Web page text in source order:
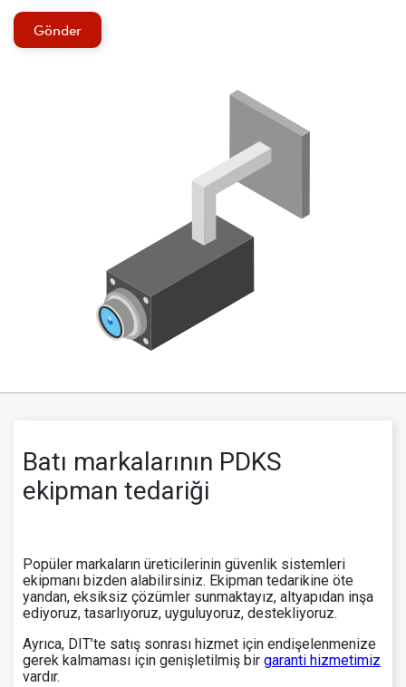
Gönder
Batı markalarının PDKS
ekipman tedariği
Popüler markaların üreticilerinin güvenlik sistemleri
ekipmanı bizden alabilirsiniz. Ekipman tedarikine öte
yandan, eksiksiz çözümler sunmaktayız, altyapıdan inşa
ediyoruz, tasarlıyoruz, uyguluyoruz, destekliyoruz.
Ayrıca, DIT’te satış sonrası hizmet için endişelenmenize
gerek kalmaması için genişletilmiş birgaranti hizmetimiz
vardır.